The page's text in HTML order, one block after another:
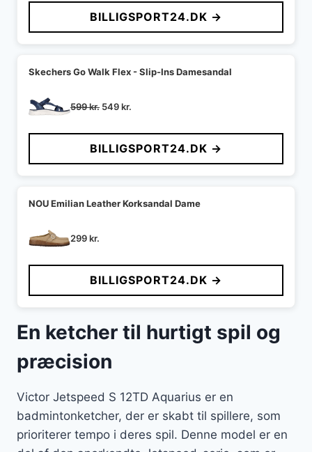
pris
var:
349 kr..
pris
er:
275 kr..
BILLIGSPORT24.DK →
Skechers Go Walk Flex - Slip-Ins Damesandal
599kr. Den
pris
var:
599 kr..
549kr.
pris
er:
549 kr..
BILLIGSPORT24.DK →
NOU Emilian Leather Korksandal Dame
299kr.
BILLIGSPORT24.DK →
En ketcher til hurtigt spil og
præcision
Victor Jetspeed S 12TD Aquarius er en
badmintonketcher, der er skabt til spillere, som
prioriterer tempo i deres spil. Denne model er en